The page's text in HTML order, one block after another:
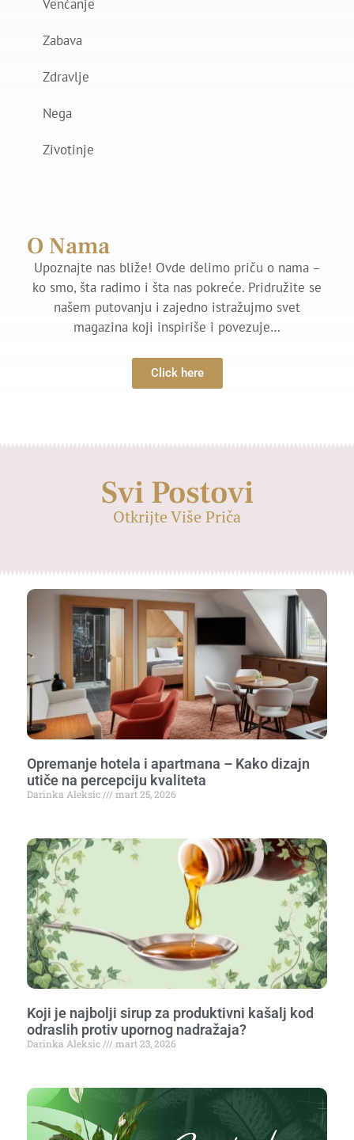
Venčanje
Zabava
Zdravlje
Nega
Zivotinje
O Nama
Upoznajte nas bliže! Ovde delimo priču o nama –
ko smo, šta radimo i šta nas pokreće. Pridružite se
našem putovanju i zajedno istražujmo svet
magazina koji inspiriše i povezuje…
Click here
Svi Postovi
Otkrijte Više Priča
Opremanje hotela i apartmana – Kako dizajn
utiče na percepciju kvaliteta
Darinka Aleksic mart 25, 2026
Koji je najbolji sirup za produktivni kašalj kod
odraslih protiv upornog nadražaja?
Darinka Aleksic mart 23, 2026